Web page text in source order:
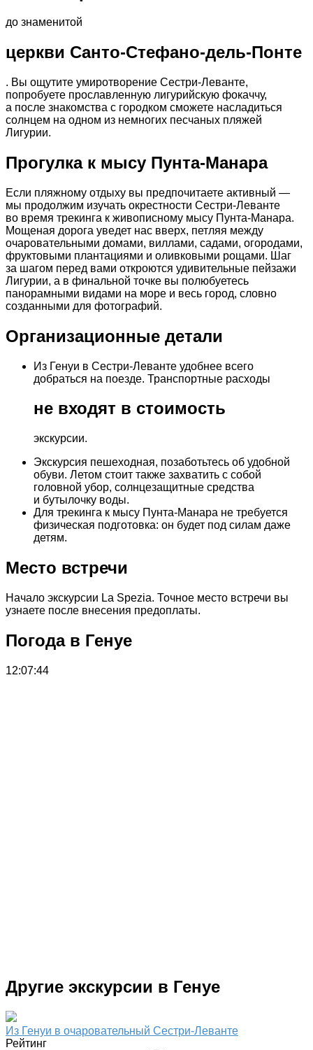
до знаменитой
церкви Санто-Стефано-дель-Понте
. Вы ощутите умиротворение Сестри-Леванте,
попробуете прославленную лигурийскую фокаччу,
а после знакомства с городком сможете насладиться
солнцем на одном из немногих песчаных пляжей
Лигурии.
Прогулка к мысу Пунта-Манара
Если пляжному отдыху вы предпочитаете активный —
мы продолжим изучать окрестности Сестри-Леванте
во время трекинга к живописному мысу Пунта-Манара.
Мощеная дорога уведет нас вверх, петляя между
очаровательными домами, виллами, садами, огородами,
фруктовыми плантациями и оливковыми рощами. Шаг
за шагом перед вами откроются удивительные пейзажи
Лигурии, а в финальной точке вы полюбуетесь
панорамными видами на море и весь город, словно
созданными для фотографий.
Организационные детали
Из Генуи в Сестри-Леванте удобнее всего
добраться на поезде. Транспортные расходы
не входят в стоимость
экскурсии.
Экскурсия пешеходная, позаботьтесь об удобной
обуви. Летом стоит также захватить с собой
головной убор, солнцезащитные средства
и бутылочку воды.
Для трекинга к мысу Пунта-Манара не требуется
физическая подготовка: он будет под силам даже
детям.
Место встречи
Начало экскурсии La Spezia. Точное место встречи вы
узнаете после внесения предоплаты.
Погода в Генуе
12:07:44
Другие экскурсии в Генуе
Из Генуи в очаровательный Сестри-Леванте
Рейтинг